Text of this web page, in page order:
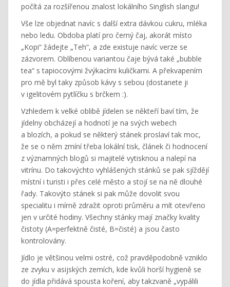
počítá za rozšířenou znalost lokálního Singlish slangu!
Vše lze objednat navíc s další extra dávkou cukru, mléka
nebo ledu. Obdoba platí pro černý čaj, akorát místo
„Kopi“ žádejte „Teh“, a zde existuje navíc verze se
zázvorem. Oblíbenou variantou čaje bývá také „bubble
tea“ s tapiocovými žvýkacími kuličkami. A překvapením
pro mě byl taky způsob kávy s sebou (dostanete ji
v igelitovém pytlíčku s brčkem :).
Vzhledem k velké oblibě jídelen se někteří baví tím, že
jídelny obcházejí a hodnotí je na svých webech
a blozích, a pokud se některý stánek proslaví tak moc,
že se o něm zmíní třeba lokální tisk, článek či hodnocení
z významných blogů si majitelé vytisknou a nalepí na
vitrínu. Do takovýchto vyhlášených stánků se pak sjíždějí
místní i turisti i přes celé město a stojí se na ně dlouhé
řady. Takovýto stánek si pak může dovolit svou
specialitu i mírně zdražit oproti průměru a mít otevřeno
jen v určité hodiny. Všechny stánky mají značky kvality
čistoty (A=perfektně čisté, B=čisté) a jsou často
kontrolovány.
Jídlo je většinou velmi ostré, což pravděpodobně vzniklo
ze zvyku v asijských zemích, kde kvůli horší hygieně se
do jídla přidává spousta koření, aby takzvaně „vypálili